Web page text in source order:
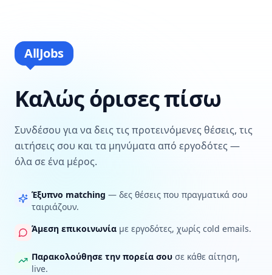
AllJobs
Καλώς όρισες πίσω
Συνδέσου για να δεις τις προτεινόμενες θέσεις, τις
αιτήσεις σου και τα μηνύματα από εργοδότες —
όλα σε ένα μέρος.
Έξυπνο matching — δες θέσεις που πραγματικά σου
ταιριάζουν.
Άμεση επικοινωνία με εργοδότες, χωρίς cold emails.
Παρακολούθησε την πορεία σου σε κάθε αίτηση,
live.